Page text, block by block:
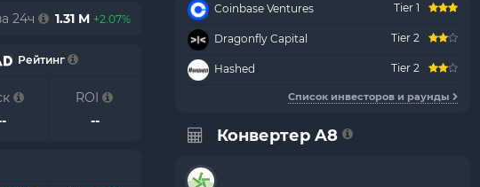
24ч 1.31 M +2.07%
Рейтинг
ROI
--
Coinbase Ventures Tier 1
Dragonfly Capital Tier 2
Hashed Tier 2
Список инвесторов и раунды
Конвертер A8